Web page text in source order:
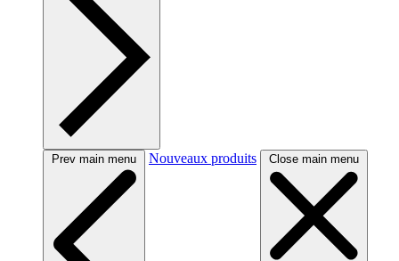
Prev main menu Nouveaux produits Close main menu